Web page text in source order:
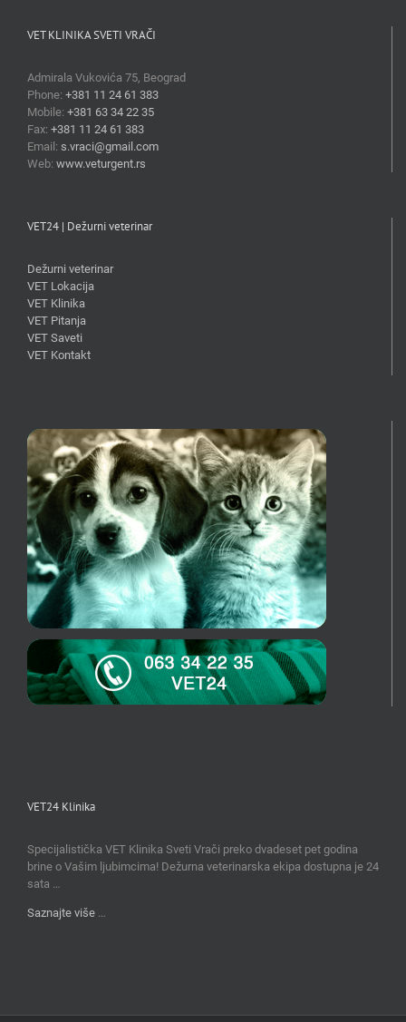
VET KLINIKA SVETI VRAČI
Admirala Vukovića 75, Beograd
Phone: +381 11 24 61 383
Mobile: +381 63 34 22 35
Fax: +381 11 24 61 383
Email: s.vraci@gmail.com
Web: www.veturgent.rs
VET24 | Dežurni veterinar
Dežurni veterinar
VET Lokacija
VET Klinika
VET Pitanja
VET Saveti
VET Kontakt
VET24 Klinika
Specijalistička VET Klinika Sveti Vrači preko dvadeset pet godina
brine o Vašim ljubimcima! Dežurna veterinarska ekipa dostupna je 24
sata …
Saznajte više …